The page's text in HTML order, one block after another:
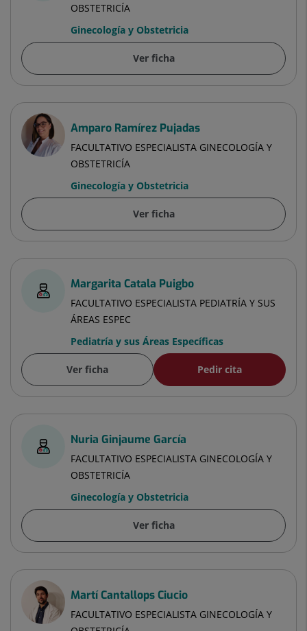
OBSTETRICÍA
Ginecología y Obstetricia
Ver ficha
Amparo Ramírez Pujadas
FACULTATIVO ESPECIALISTA GINECOLOGÍA Y
OBSTETRICÍA
Ginecología y Obstetricia
Ver ficha
Margarita Catala Puigbo
FACULTATIVO ESPECIALISTA PEDIATRÍA Y SUS
ÁREAS ESPEC
Pediatría y sus Áreas Específicas
Ver ficha Pedir cita
Nuria Ginjaume García
FACULTATIVO ESPECIALISTA GINECOLOGÍA Y
OBSTETRICÍA
Ginecología y Obstetricia
Ver ficha
Martí Cantallops Ciucio
FACULTATIVO ESPECIALISTA GINECOLOGÍA Y